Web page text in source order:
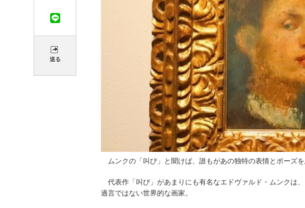
送る
ムンクの「叫び」と聞けば、誰もがあの独特の表情とポーズ
代表作「叫び」があまりにも有名なエドヴァルド・ムンクは
過言ではない世界的な画家。